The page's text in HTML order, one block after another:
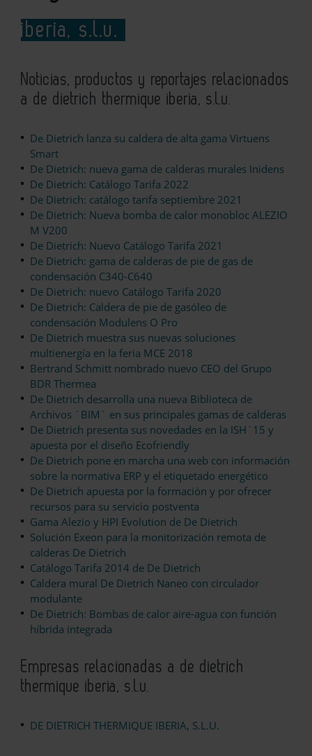
iberia, s.l.u.
Noticias, productos y reportajes relacionados
a de dietrich thermique iberia, s.l.u.
De Dietrich lanza su caldera de alta gama Virtuens
Smart
De Dietrich: nueva gama de calderas murales Inidens
De Dietrich: Catálogo Tarifa 2022
De Dietrich: catálogo tarifa septiembre 2021
De Dietrich: Nueva bomba de calor monobloc ALEZIO
M V200
De Dietrich: Nuevo Catálogo Tarifa 2021
De Dietrich: gama de calderas de pie de gas de
condensación C340-C640
De Dietrich: nuevo Catálogo Tarifa 2020
De Dietrich: Caldera de pie de gasóleo de
condensación Modulens O Pro
De Dietrich muestra sus nuevas soluciones
multienergía en la feria MCE 2018
Bertrand Schmitt nombrado nuevo CEO del Grupo
BDR Thermea
De Dietrich desarrolla una nueva Biblioteca de
Archivos ´BIM´ en sus principales gamas de calderas
De Dietrich presenta sus novedades en la ISH´15 y
apuesta por el diseño Ecofriendly
De Dietrich pone en marcha una web con información
sobre la normativa ERP y el etiquetado energético
De Dietrich apuesta por la formación y por ofrecer
recursos para su servicio postventa
Gama Alezio y HPI Evolution de De Dietrich
Solución Exeon para la monitorización remota de
calderas De Dietrich
Catálogo Tarifa 2014 de De Dietrich
Caldera mural De Dietrich Naneo con circulador
modulante
De Dietrich: Bombas de calor aire-agua con función
híbrida integrada
Empresas relacionadas a de dietrich
thermique iberia, s.l.u.
DE DIETRICH THERMIQUE IBERIA, S.L.U.